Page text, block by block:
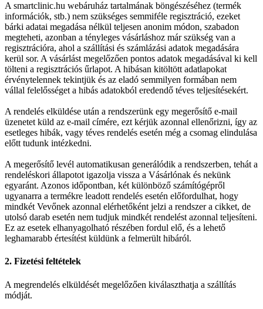
A smartclinic.hu webáruház tartalmának böngészéséhez (termék
információk, stb.) nem szükséges semmiféle regisztráció, ezeket
bárki adatai megadása nélkül teljesen anonim módon, szabadon
megteheti, azonban a tényleges vásárláshoz már szükség van a
regisztrációra, ahol a szállítási és számlázási adatok megadására
kerül sor. A vásárlást megelőzően pontos adatok megadásával ki kell
tölteni a regisztrációs űrlapot. A hibásan kitöltött adatlapokat
érvénytelennek tekintjük és az eladó semmilyen formában nem
vállal felelősséget a hibás adatokból eredendő téves teljesítésekért.
A rendelés elküldése után a rendszerünk egy megerősítő e-mail
üzenetet küld az e-mail címére, ezt kérjük azonnal ellenőrizni, így az
esetleges hibák, vagy téves rendelés esetén még a csomag elindulása
előtt tudunk intézkedni.
A megerősítő levél automatikusan generálódik a rendszerben, tehát a
rendeléskori állapotot igazolja vissza a Vásárlónak és nekünk
egyaránt. Azonos időpontban, két különböző számítógépről
ugyanarra a termékre leadott rendelés esetén előfordulhat, hogy
mindkét Vevőnek azonnal elérhetőként jelzi a rendszer a cikket, de
utolsó darab esetén nem tudjuk mindkét rendelést azonnal teljesíteni.
Ez az esetek elhanyagolható részében fordul elő, és a lehető
leghamarabb értesítést küldünk a felmerült hibáról.
2. Fizetési feltételek
A megrendelés elküldését megelőzően kiválaszthatja a szállítás
módját.